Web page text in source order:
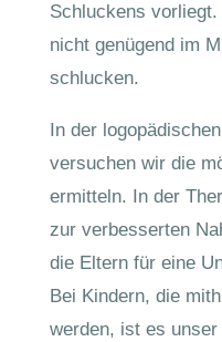
Schluckens
nicht genügend im
schlucken.
In der
versuchen wir die
ermitteln. In der
zur verbesserten
die Eltern für eine
Bei Kindern, die
werden, ist es